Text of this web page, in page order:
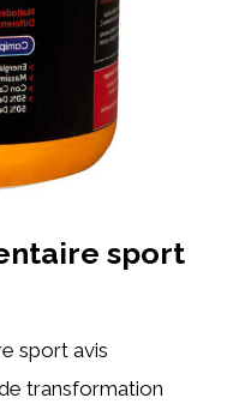
sport
sport avis
transformation